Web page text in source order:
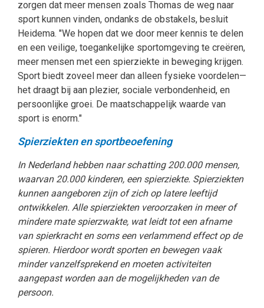
zorgen dat meer mensen zoals Thomas de weg naar
sport kunnen vinden, ondanks de obstakels, besluit
Heidema. "We hopen dat we door meer kennis te delen
en een veilige, toegankelijke sportomgeving te creëren,
meer mensen met een spierziekte in beweging krijgen.
Sport biedt zoveel meer dan alleen fysieke voordelen—
het draagt bij aan plezier, sociale verbondenheid, en
persoonlijke groei. De maatschappelijk waarde van
sport is enorm."
Spierziekten en sportbeoefening
In Nederland hebben naar schatting 200.000 mensen,
waarvan 20.000 kinderen, een spierziekte. Spierziekten
kunnen aangeboren zijn of zich op latere leeftijd
ontwikkelen. Alle spierziekten veroorzaken in meer of
mindere mate spierzwakte, wat leidt tot een afname
van spierkracht en soms een verlammend effect op de
spieren. Hierdoor wordt sporten en bewegen vaak
minder vanzelfsprekend en moeten activiteiten
aangepast worden aan de mogelijkheden van de
persoon.